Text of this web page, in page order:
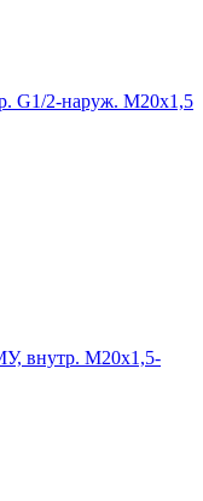
G1/2-наруж. М20х1,5
внутр. М20х1,5-